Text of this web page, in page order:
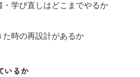
・学び直しはどこまでやるか
た時の再設計があるか
いるか